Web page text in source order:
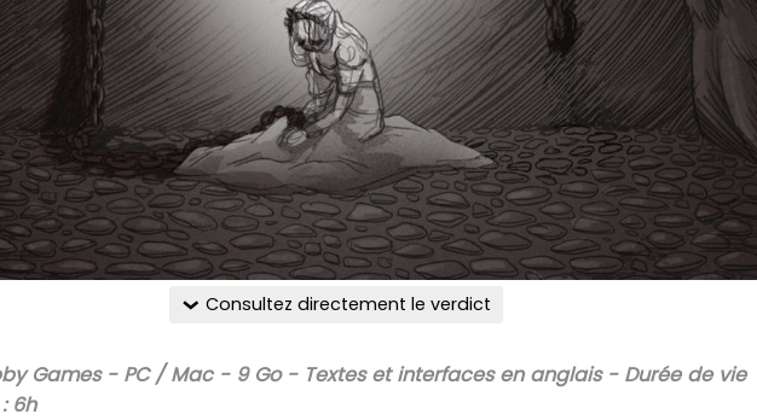
Consultez directement le verdict
Games - PC / Mac - 9 Go - Textes et interfaces en anglais - Durée de vie
6h